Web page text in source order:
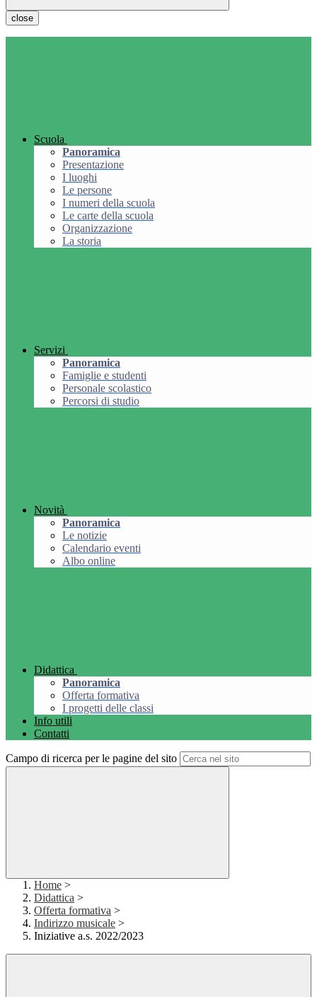
close
Scuola
Panoramica
Presentazione
I luoghi
Le persone
I numeri della scuola
Le carte della scuola
Organizzazione
La storia
Servizi
Panoramica
Famiglie e studenti
Personale scolastico
Percorsi di studio
Novità
Panoramica
Le notizie
Calendario eventi
Albo online
Didattica
Panoramica
Offerta formativa
I progetti delle classi
Info utili
Contatti
Campo di ricerca per le pagine del sito
Home >
Didattica >
Offerta formativa >
Indirizzo musicale >
Iniziative a.s. 2022/2023